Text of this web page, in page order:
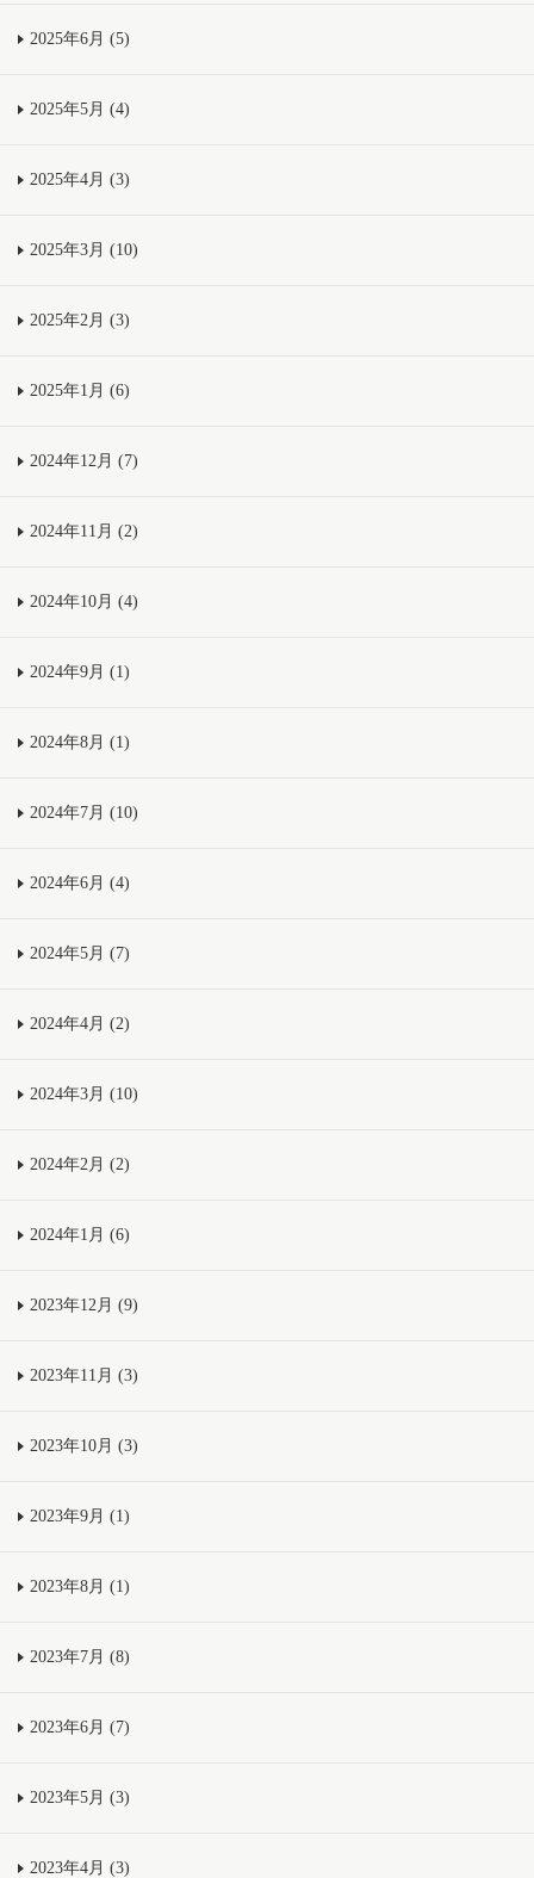
2025年6月 (5)
2025年5月 (4)
2025年4月 (3)
2025年3月 (10)
2025年2月 (3)
2025年1月 (6)
2024年12月 (7)
2024年11月 (2)
2024年10月 (4)
2024年9月 (1)
2024年8月 (1)
2024年7月 (10)
2024年6月 (4)
2024年5月 (7)
2024年4月 (2)
2024年3月 (10)
2024年2月 (2)
2024年1月 (6)
2023年12月 (9)
2023年11月 (3)
2023年10月 (3)
2023年9月 (1)
2023年8月 (1)
2023年7月 (8)
2023年6月 (7)
2023年5月 (3)
2023年4月 (3)